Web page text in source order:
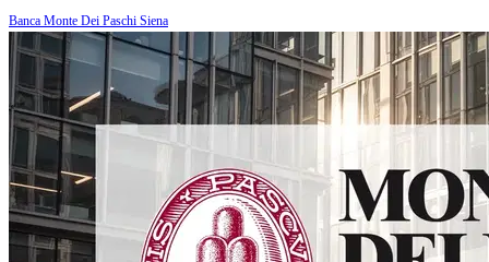
Banca Monte Dei Paschi Siena